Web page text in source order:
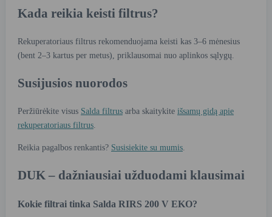
Kada reikia keisti filtrus?
Rekuperatoriaus filtrus rekomenduojama keisti kas 3–6 mėnesius
(bent 2–3 kartus per metus), priklausomai nuo aplinkos sąlygų.
Susijusios nuorodos
Peržiūrėkite visus Salda filtrus arba skaitykite išsamų gidą apie
rekuperatoriaus filtrus
Reikia pagalbos renkantis? Susisiekite su mumis
DUK – dažniausiai užduodami klausimai
Kokie filtrai tinka Salda RIRS 200 V EKO?